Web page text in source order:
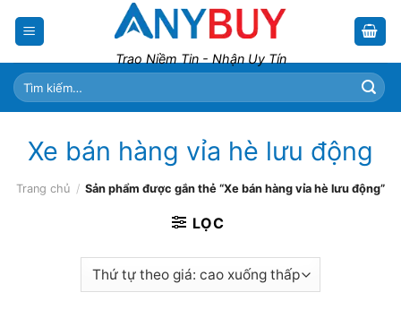
Trao Niềm Tin - Nhận Uy Tín
Tìm
kiếm:
Xe bán hàng vỉa hè lưu động
Trang chủ / Sản phẩm được gắn thẻ “Xe bán hàng vỉa hè lưu động”
LỌC